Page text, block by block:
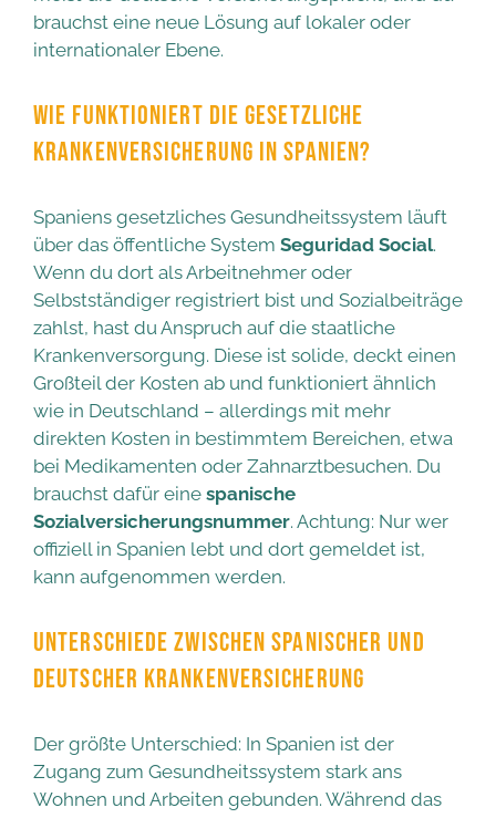
brauchst eine neue Lösung auf lokaler oder
internationaler Ebene.
WIE FUNKTIONIERT DIE GESETZLICHE
KRANKENVERSICHERUNG IN SPANIEN?
Spaniens gesetzliches Gesundheitssystem läuft
über das öffentliche System Seguridad Social.
Wenn du dort als Arbeitnehmer oder
Selbstständiger registriert bist und Sozialbeiträge
zahlst, hast du Anspruch auf die staatliche
Krankenversorgung. Diese ist solide, deckt einen
Großteil der Kosten ab und funktioniert ähnlich
wie in Deutschland – allerdings mit mehr
direkten Kosten in bestimmtem Bereichen, etwa
bei Medikamenten oder Zahnarztbesuchen. Du
brauchst dafür eine spanische
Sozialversicherungsnummer. Achtung: Nur wer
offiziell in Spanien lebt und dort gemeldet ist,
kann aufgenommen werden.
UNTERSCHIEDE ZWISCHEN SPANISCHER UND
DEUTSCHER KRANKENVERSICHERUNG
Der größte Unterschied: In Spanien ist der
Zugang zum Gesundheitssystem stark ans
Wohnen und Arbeiten gebunden. Während das